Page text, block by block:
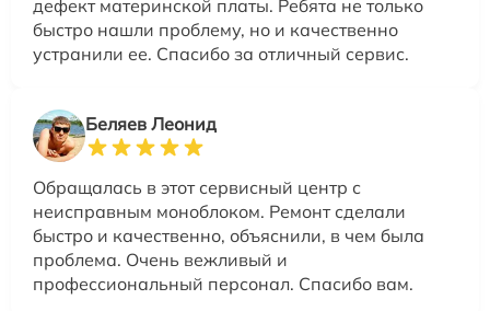
дефект материнской платы. Ребята не только
быстро нашли проблему, но и качественно
устранили ее. Спасибо за отличный сервис.
Беляев Леонид
Обращалась в этот сервисный центр с
неисправным моноблоком. Ремонт сделали
быстро и качественно, объяснили, в чем была
проблема. Очень вежливый и
профессиональный персонал. Спасибо вам.